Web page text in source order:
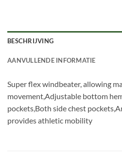
BESCHRIJVING
AANVULLENDE INFORMATIE
Super flex windbeater, allowing
movement,Adjustable bottom
pockets,Both side chest
provides athletic mobility